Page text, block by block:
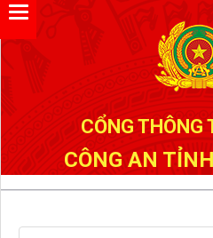
CỔNG
CÔNG AN